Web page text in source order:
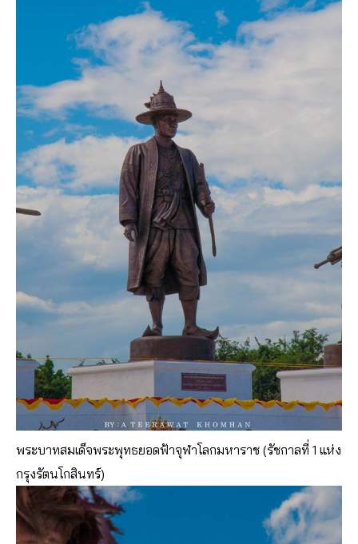
พระบาทสมเด็จพระพุทธยอดฟ้าจุฬาโลกมหาราช (รัชกาลที่ 1 แห่ง
กรุงรัตนโกสินทร์)